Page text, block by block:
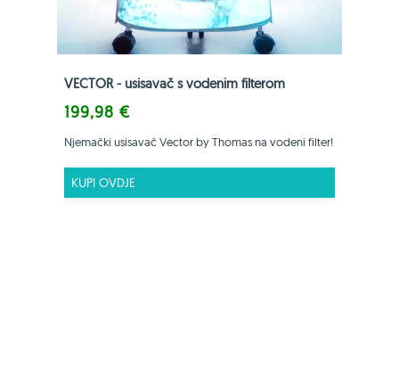
VECTOR - usisavač s vodenim filterom
199,98 €
Njemački usisavač Vector by Thomas na vodeni filter!
KUPI OVDJE